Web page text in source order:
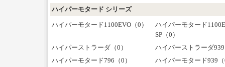
ハイパーモタード シリーズ
ハイパーモタード1100EVO（0）
ハイパーモタード
SP（0）
ハイパーストラーダ（0）
ハイパーストラーダ
ハイパーモタード796（0）
ハイパーモタード939